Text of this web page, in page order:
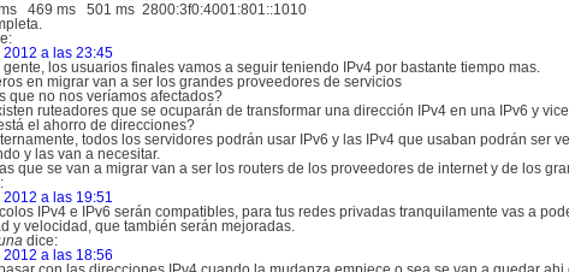
469 ms 501 ms 2800:3f0:4001:801::1010
2012 a las 23:45
los usuarios finales vamos a seguir teniendo IPv4 por bastante tiempo mas.
en migrar van a ser los grandes proveedores de servicios
que no nos veríamos afectados?
ruteadores que se ocuparán de transformar una dirección IPv4 en una IPv6 y
el ahorro de direcciones?
todos los servidores podrán usar IPv6 y las IPv4 que usaban podrán ser
y las van a necesitar.
que se van a migrar van a ser los routers de los proveedores de internet y de los
2012 a las 19:51
IPv4 e IPv6 serán compatibles, para tus redes privadas tranquilamente vas a
y velocidad, que también serán mejoradas.
dice:
2012 a las 18:56